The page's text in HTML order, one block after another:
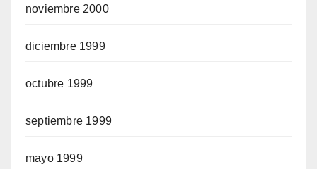
noviembre 2000
diciembre 1999
octubre 1999
septiembre 1999
mayo 1999